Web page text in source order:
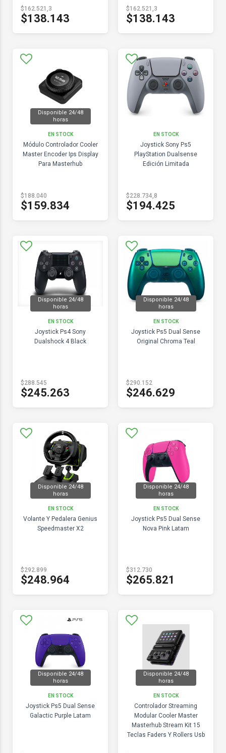
$162.521,3
$138.143
$162.521,3
$138.143
Disponible 24/48
horas
EN STOCK
Módulo Controlador Cooler
Master Encoder Ips Display
Para Masterhub
$188.040
$159.834
EN STOCK
Joystick Sony Ps5
PlayStation Dualsense
Edición Limitada
$228.734,8
$194.425
Disponible 24/48
horas
EN STOCK
Joystick Ps4 Sony
Dualshock 4 Black
$288.545
$245.263
Disponible 24/48
horas
EN STOCK
Joystick Ps5 Dual Sense
Original Chroma Teal
$290.152
$246.629
Disponible 24/48
horas
EN STOCK
Volante Y Pedalera Genius
Speedmaster X2
$292.899
$248.964
Disponible 24/48
horas
EN STOCK
Joystick Ps5 Dual Sense
Nova Pink Latam
$312.730
$265.821
Disponible 24/48
horas
EN STOCK
Joystick Ps5 Dual Sense
Galactic Purple Latam
Disponible 24/48
horas
EN STOCK
Controlador Streaming
Modular Cooler Master
Masterhub Stream Kit 15
Teclas Faders Y Rollers Usb